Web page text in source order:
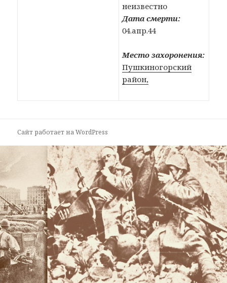
неизвестно
Дата смерти:
04.апр.44
Место захоронения:
Пушкиногорский
район,
Сайт работает на WordPress